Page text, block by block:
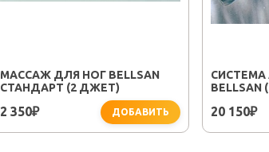
МАССАЖ ДЛЯ НОГ BELLSAN
СТАНДАРТ (2 ДЖЕТ)
2 350₽ ДОБАВИТЬ 20 150₽